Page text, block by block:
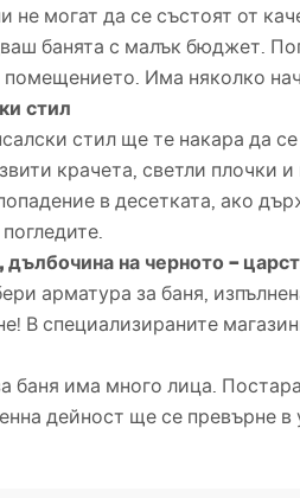
не могат да се състоят от
банята с малък бюджет.
Има няколко
стил
стил ще те накара да
крачета, светли плочки
в десетката, ако
на черното –
арматура за баня,
В специализираните
баня има много лица.
дейност ще се превърне в